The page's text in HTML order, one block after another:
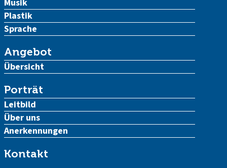
Musik
Plastik
Sprache
Angebot
Übersicht
Porträt
Leitbild
Über uns
Anerkennungen
Kontakt